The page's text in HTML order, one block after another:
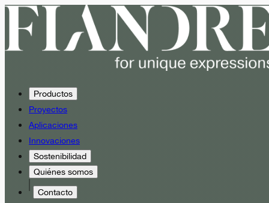
Productos
Proyectos
Aplicaciones
Innovaciones
Sostenibilidad
Quiénes somos
Contacto